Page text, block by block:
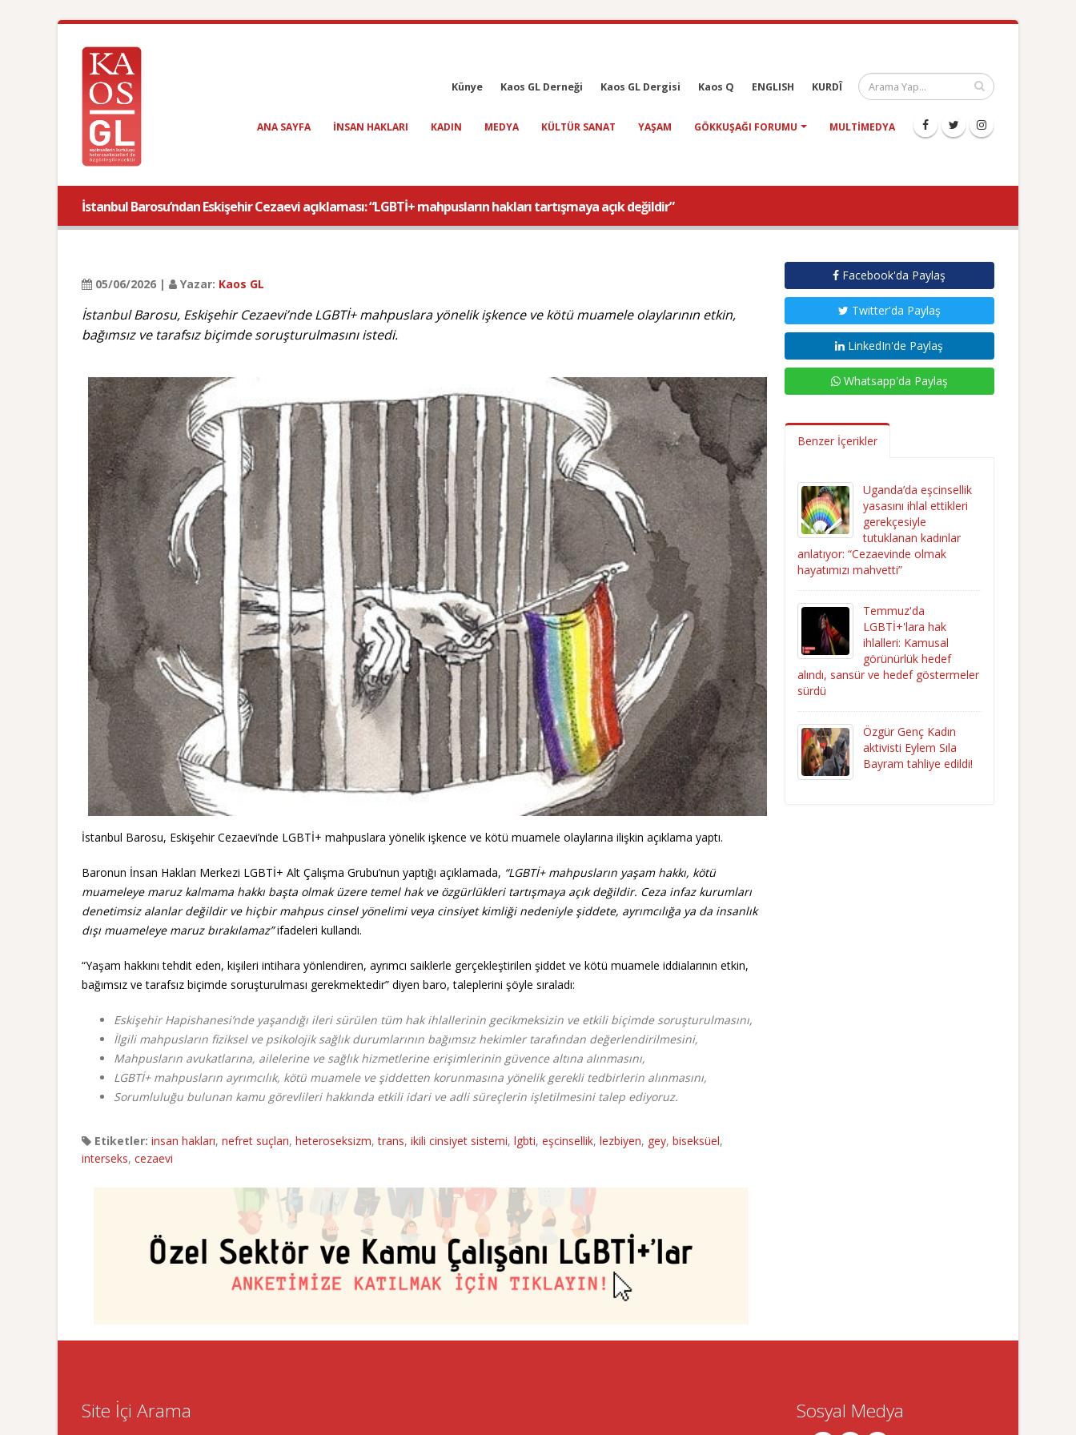
Künye Kaos GL Derneği Kaos GL Dergisi Kaos Q ENGLISH KURDÎ
ANA SAYFA INSAN HAKLARI KADIN MEDYA KÜLTÜR SANAT YAŞAM GÖKKUŞAĞI FORUMU MULTIMEDYA
İstanbul Barosu’ndan Eskişehir Cezaevi açıklaması: “LGBTİ+ mahpusların hakları tartışmaya açık değildir”
05/06/2026 | Yazar: Kaos GL
İstanbul Barosu, Eskişehir Cezaevi’nde LGBTİ+ mahpuslara yönelik işkence ve kötü muamele olaylarının etkin,
bağımsız ve tarafsız biçimde soruşturulmasını istedi.
İstanbul Barosu, Eskişehir Cezaevi’nde LGBTİ+ mahpuslara yönelik işkence ve kötü muamele olaylarına ilişkin açıklama yaptı.
Baronun İnsan Hakları Merkezi LGBTİ+ Alt Çalışma Grubu’nun yaptığı açıklamada, “LGBTİ+ mahpusların yaşam hakkı, kötü
muameleye maruz kalmama hakkı başta olmak üzere temel hak ve özgürlükleri tartışmaya açık değildir. Ceza infaz kurumları
denetimsiz alanlar değildir ve hiçbir mahpus cinsel yönelimi veya cinsiyet kimliği nedeniyle şiddete, ayrımcılığa ya da insanlık
dışı muameleye maruz bırakılamaz”ifadeleri kullandı.
“Yaşam hakkını tehdit eden, kişileri intihara yönlendiren, ayrımcı saiklerle gerçekleştirilen şiddet ve kötü muamele iddialarının etkin,
bağımsız ve tarafsız biçimde soruşturulması gerekmektedir” diyen baro, taleplerini şöyle sıraladı:
Eskişehir Hapishanesi’nde yaşandığı ileri sürülen tüm hak ihlallerinin gecikmeksizin ve etkili biçimde soruşturulmasını,
İlgili mahpusların fiziksel ve psikolojik sağlık durumlarının bağımsız hekimler tarafından değerlendirilmesini,
Mahpusların avukatlarına, ailelerine ve sağlık hizmetlerine erişimlerinin güvence altına alınmasını,
LGBTİ+ mahpusların ayrımcılık, kötü muamele ve şiddetten korunmasına yönelik gerekli tedbirlerin alınmasını,
Sorumluluğu bulunan kamu görevlileri hakkında etkili idari ve adli süreçlerin işletilmesini talep ediyoruz.
Etiketler: insan hakları, nefret suçları, heteroseksizm,trans, ikili cinsiyet sistemi, lgbti, eşcinsellik, lezbiyen, gey, biseksüel,
interseks, cezaevi
Facebook'da Paylaş
Twitter'da Paylaş
LinkedIn'de Paylaş
Whatsapp'da Paylaş
Benzer İçerikler
Uganda’da eşcinsellik
yasasını ihlal ettikleri
gerekçesiyle
tutuklanan kadınlar
anlatıyor: “Cezaevinde olmak
hayatımızı mahvetti”
Temmuz'da
LGBTİ+'lara hak
ihlalleri: Kamusal
görünürlük hedef
alındı, sansür ve hedef göstermeler
sürdü
Özgür Genç Kadın
aktivisti Eylem Sıla
Bayram tahliye edildi!
Site İçi Arama Sosyal Medya